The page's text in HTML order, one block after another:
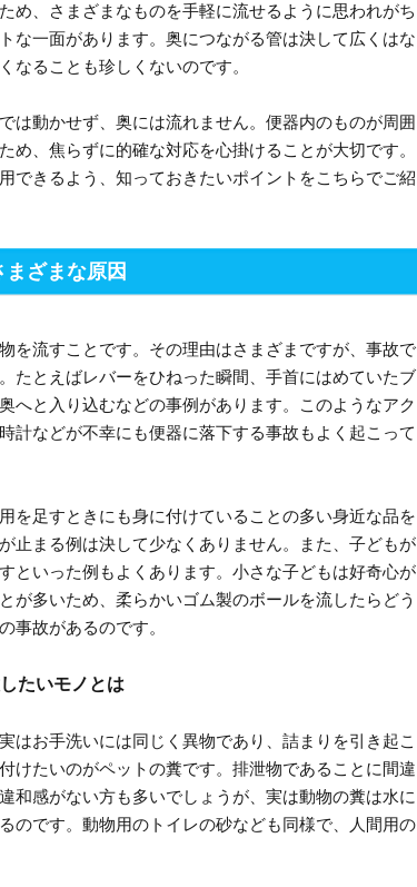
め、さまざまなものを手軽に流せるように思われがち
な一面があります。奥につながる管は決して広くはな
なることも珍しくないのです。
は動かせず、奥には流れません。便器内のものが周囲
め、焦らずに的確な対応を心掛けることが大切です。
できるよう、知っておきたいポイントをこちらでご紹
ざまな原因
を流すことです。その理由はさまざまですが、事故で
たとえばレバーをひねった瞬間、手首にはめていたブ
へと入り込むなどの事例があります。このようなアク
計などが不幸にも便器に落下する事故もよく起こって
を足すときにも身に付けていることの多い身近な品を
止まる例は決して少なくありません。また、子どもが
といった例もよくあります。小さな子どもは好奇心が
が多いため、柔らかいゴム製のボールを流したらどう
事故があるのです。
たいモノとは
はお手洗いには同じく異物であり、詰まりを引き起こ
けたいのがペットの糞です。排泄物であることに間違
和感がない方も多いでしょうが、実は動物の糞は水に
のです。動物用のトイレの砂なども同様で、人間用の